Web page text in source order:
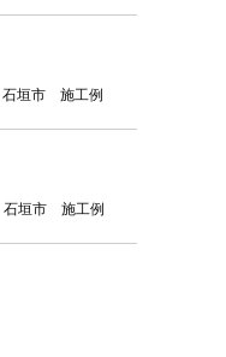
垣市 施工例
垣市 施工例